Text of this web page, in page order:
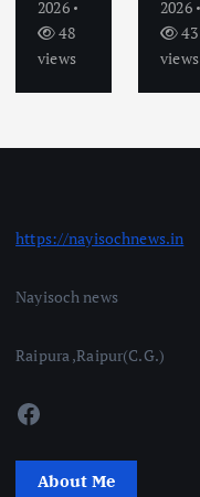
2026
48
views
2026
43
views
https://nayisochnews.in
Nayisoch news
Raipura ,Raipur(C.G.)
Facebook
About Me